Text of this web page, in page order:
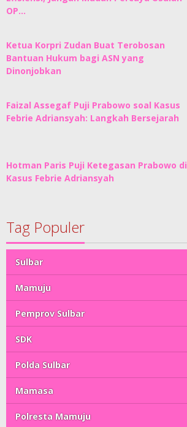
OP…
Ketua Korpri Zudan Buat Terobosan
Bantuan Hukum bagi ASN yang
Dinonjobkan
Faizal Assegaf Puji Prabowo soal Kasus
Febrie Adriansyah: Langkah Bersejarah
Hotman Paris Puji Ketegasan Prabowo di
Kasus Febrie Adriansyah
Tag Populer
Sulbar
Mamuju
Pemprov Sulbar
SDK
Polda Sulbar
Mamasa
Polresta Mamuju